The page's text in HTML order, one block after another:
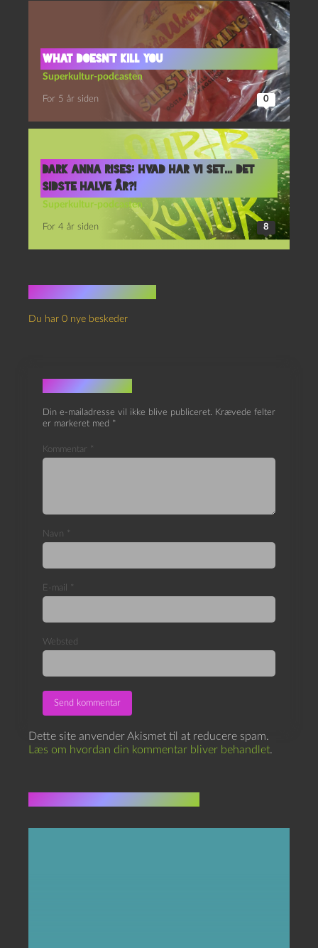
What doesn’t kill you
Superkultur-podcasten
For 5 år siden 0
Dark Anna Rises: Hvad har vi set… det
sidste halve år?!
Superkultur-podcasten
For 4 år siden 8
Du har 0 nye beskeder
Skriv et svar
Din e-mailadresse vil ikke blive publiceret. Krævede felter
er markeret med *
Kommentar *
Navn *
E-mail *
Websted
Dette site anvender Akismet til at reducere spam.
Læs om hvordan din kommentar bliver behandlet.